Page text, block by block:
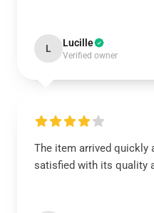
L Lucille
Verified owner
The item arrived quickly
satisfied with its quality